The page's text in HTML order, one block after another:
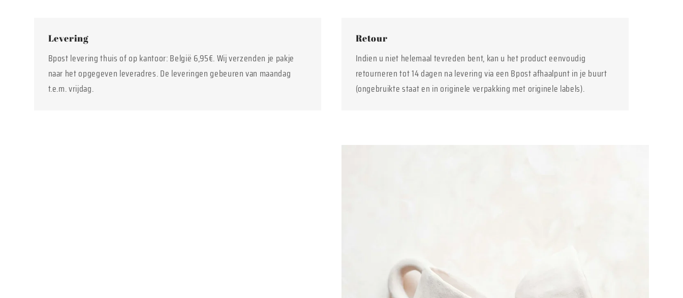
Levering
Bpost levering thuis of op kantoor: België 6,95€. Wij verzenden je pakje
naar het opgegeven leveradres. De leveringen gebeuren van maandag
t.e.m. vrijdag.
Retour
Indien u niet helemaal tevreden bent, kan u het product eenvoudig
retourneren tot 14 dagen na levering via een Bpost afhaalpunt in je buurt
(ongebruikte staat en in originele verpakking met originele labels).